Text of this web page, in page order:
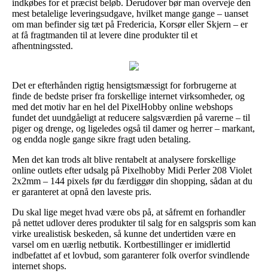
indkøbes for et præcist beløb. Derudover bør man overveje den
mest betalelige leveringsudgave, hvilket mange gange – uanset
om man befinder sig tæt på Fredericia, Korsør eller Skjern – er
at få fragtmanden til at levere dine produkter til et
afhentningssted.
Det er efterhånden rigtig hensigtsmæssigt for forbrugerne at
finde de bedste priser fra forskellige internet virksomheder, og
med det motiv har en hel del PixelHobby online webshops
fundet det uundgåeligt at reducere salgsværdien på varerne – til
piger og drenge, og ligeledes også til damer og herrer – markant,
og endda nogle gange sikre fragt uden betaling.
Men det kan trods alt blive rentabelt at analysere forskellige
online outlets efter udsalg på Pixelhobby Midi Perler 208 Violet
2x2mm – 144 pixels før du færdiggør din shopping, sådan at du
er garanteret at opnå den laveste pris.
Du skal lige meget hvad være obs på, at såfremt en forhandler
på nettet udlover deres produkter til salg for en salgspris som kan
virke urealistisk beskeden, så kunne det undertiden være en
varsel om en uærlig netbutik. Kortbestillinger er imidlertid
indbefattet af et lovbud, som garanterer folk overfor svindlende
internet shops.